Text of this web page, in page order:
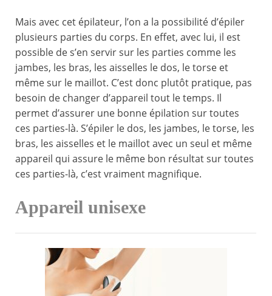
Mais avec cet épilateur, l’on a la possibilité d’épiler
plusieurs parties du corps. En effet, avec lui, il est
possible de s’en servir sur les parties comme les
jambes, les bras, les aisselles le dos, le torse et
même sur le maillot. C’est donc plutôt pratique, pas
besoin de changer d’appareil tout le temps. Il
permet d’assurer une bonne épilation sur toutes
ces parties-là. S’épiler le dos, les jambes, le torse, les
bras, les aisselles et le maillot avec un seul et même
appareil qui assure le même bon résultat sur toutes
ces parties-là, c’est vraiment magnifique.
Appareil unisexe